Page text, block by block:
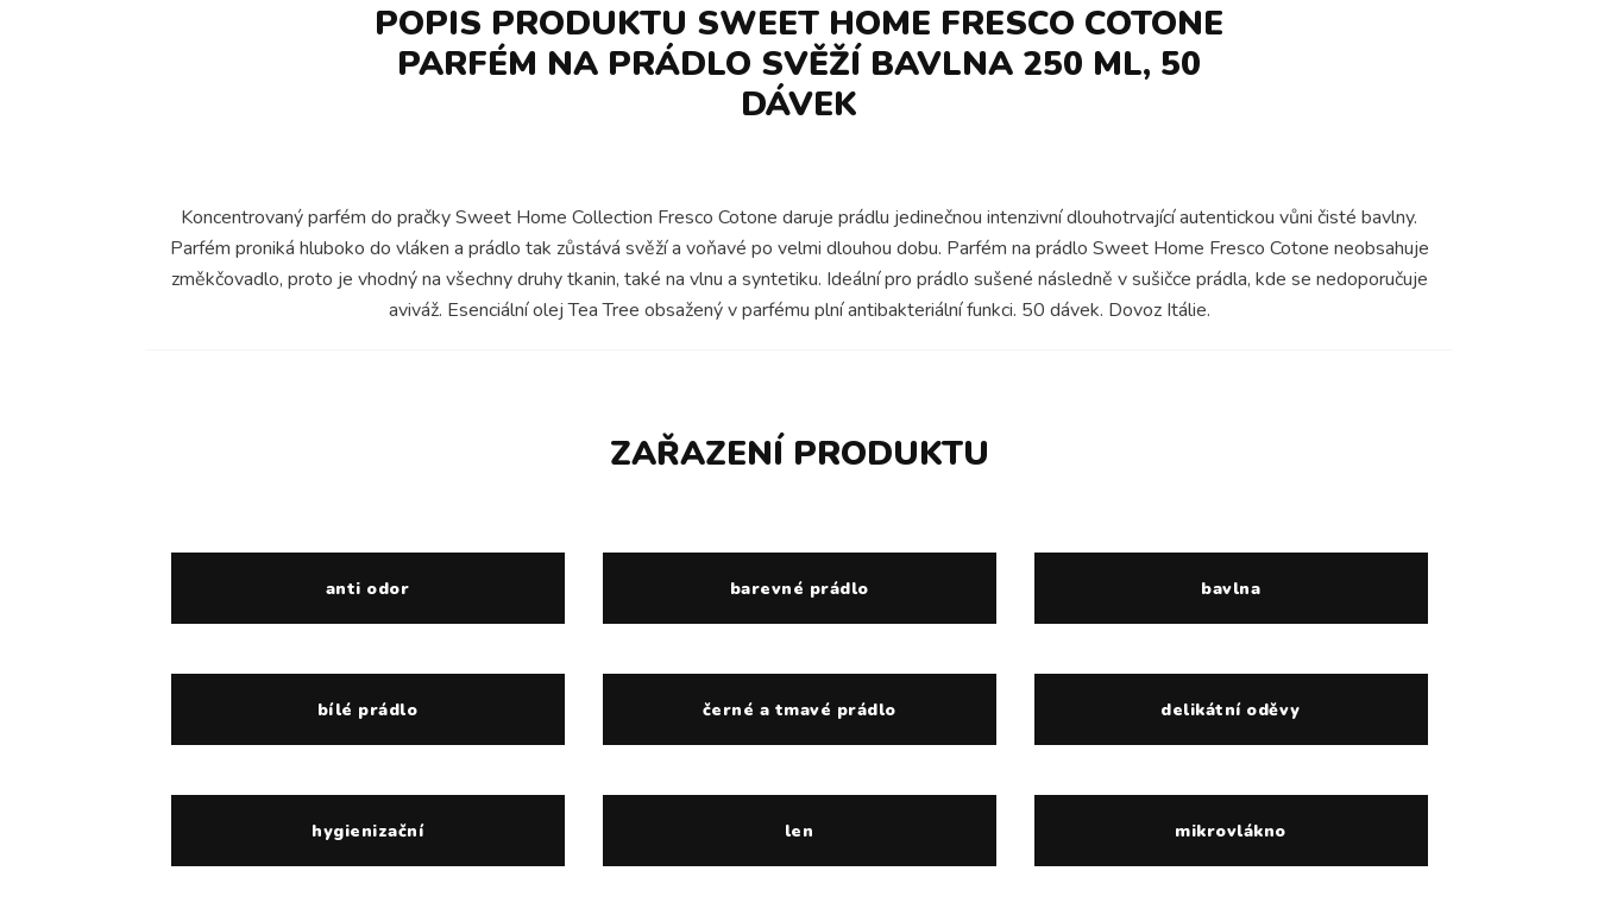
POPIS PRODUKTU SWEET HOME FRESCO COTONE
PARFÉM NA PRÁDLO SVĚŽÍ BAVLNA 250 ML, 50
DÁVEK
Koncentrovaný parfém do pračky Sweet Home Collection Fresco Cotone daruje prádlu jedinečnou intenzivní dlouhotrvající autentickou vůni čisté bavlny.
Parfém proniká hluboko do vláken a prádlo tak zůstává svěží a voňavé po velmi dlouhou dobu. Parfém na prádlo Sweet Home Fresco Cotone neobsahuje
změkčovadlo, proto je vhodný na všechny druhy tkanin, také na vlnu a syntetiku. Ideální pro prádlo sušené následně v sušičce prádla, kde se nedoporučuje
aviváž. Esenciální olej Tea Tree obsažený v parfému plní antibakteriální funkci. 50 dávek. Dovoz Itálie.
ZAŘAZENÍ PRODUKTU
anti odor barevné prádlo bavlna
bílé prádlo černé a tmavé prádlo delikátní oděvy
hygienizační len mikrovlákno